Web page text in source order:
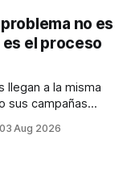
no es
el proceso
llegan a la misma
sus campañas
Sin embargo,
03 Aug 2026